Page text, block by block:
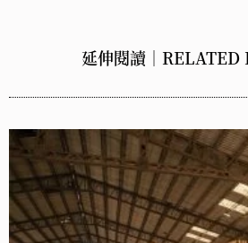
延伸閱讀｜RELATED